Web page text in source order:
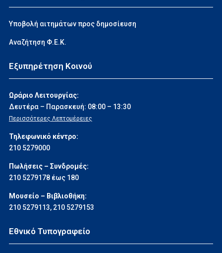
Υποβολή αιτημάτων προς δημοσίευση
Αναζήτηση Φ.Ε.Κ.
Εξυπηρέτηση Κοινού
Ωράριο Λειτουργίας:
Δευτέρα – Παρασκευή: 08:00 – 13:30
Περισσότερες Λεπτομέρειες
Τηλεφωνικό κέντρο:
210 5279000
Πωλήσεις – Συνδρομές:
210 5279178 έως 180
Μουσείο – Βιβλιοθήκη:
210 5279113, 210 5279153
Εθνικό Τυπογραφείο